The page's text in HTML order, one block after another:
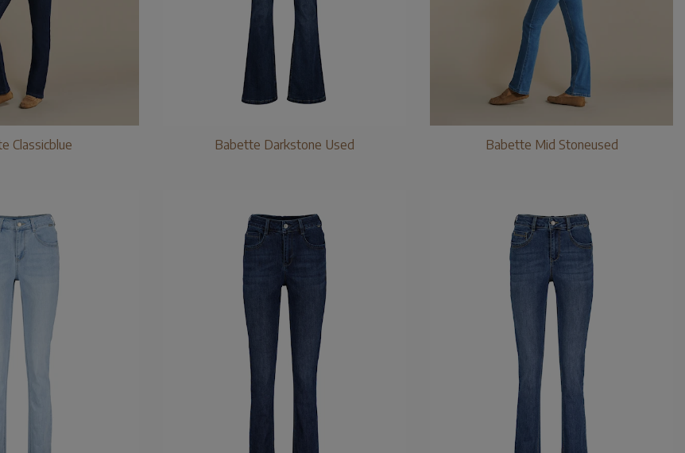
Classicblue Babette Darkstone Used Babette Mid Stoneused